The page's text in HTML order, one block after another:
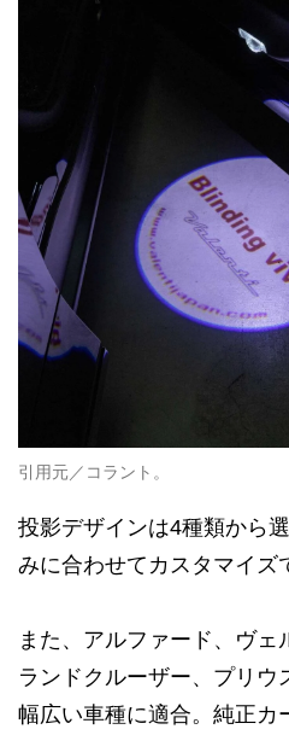
引用元／コラント。
投影デザインは4種類から
みに合わせてカスタマイズ
また、アルファード、ヴェ
ランドクルーザー、プリウ
幅広い車種に適合。純正カ